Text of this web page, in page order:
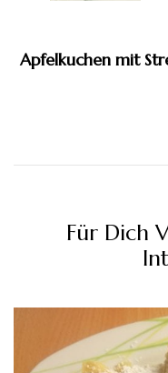
Apfelkuchen mit
Für Dich